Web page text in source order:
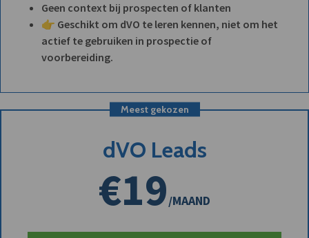
Geen context bij prospecten of klanten
👉 Geschikt om dVO te leren kennen, niet om het
actief te gebruiken in prospectie of
voorbereiding.
Meest gekozen
dVO Leads
€19/MAAND